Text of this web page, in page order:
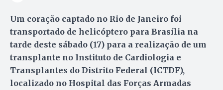
Um coração captado no Rio de Janeiro foi
transportado de helicóptero para Brasília na
tarde deste sábado (17) para a realização de um
transplante no Instituto de Cardiologia e
Transplantes do Distrito Federal (ICTDF),
localizado no Hospital das Forças Armadas